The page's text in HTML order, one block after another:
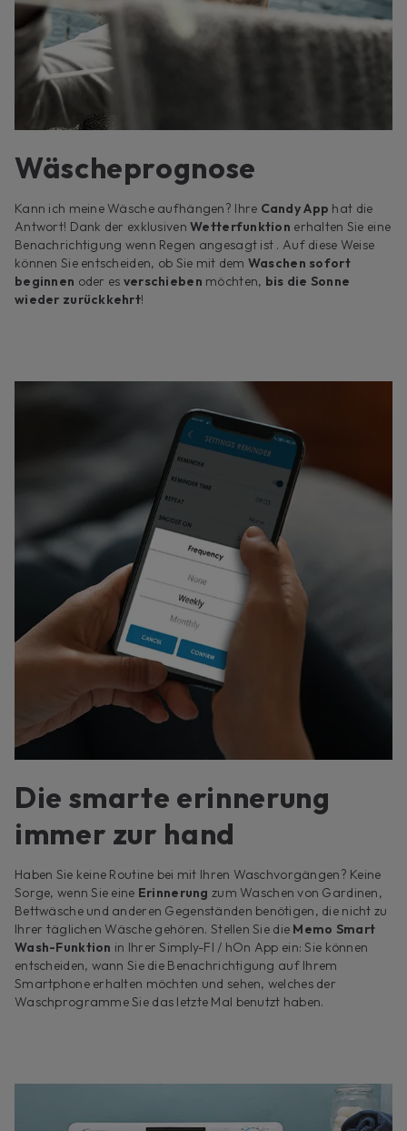
Wäscheprognose
Kann ich meine Wäsche aufhängen? Ihre Candy App hat die
Antwort! Dank der exklusivenWetterfunktion erhalten Sie eine
Benachrichtigung wenn Regen angesagt ist . Auf diese Weise
können Sie entscheiden, ob Sie mit dem Waschen sofort
beginnen oder es verschieben möchten, bis die Sonne
wieder zurückkehrt!
Die smarte erinnerung
immer zur hand
Haben Sie keine Routine bei mit Ihren Waschvorgängen? Keine
Sorge, wenn Sie eine Erinnerung zum Waschen von Gardinen,
Bettwäsche und anderen Gegenständen benötigen, die nicht zu
Ihrer täglichen Wäsche gehören. Stellen Sie die Memo Smart
Wash-Funktion in Ihrer Simply-FI / hOn App ein: Sie können
entscheiden, wann Sie die Benachrichtigung auf Ihrem
Smartphone erhalten möchten und sehen, welches der
Waschprogramme Sie das letzte Mal benutzt haben.